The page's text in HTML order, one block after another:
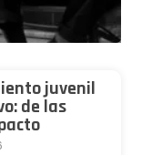
juvenil
de las